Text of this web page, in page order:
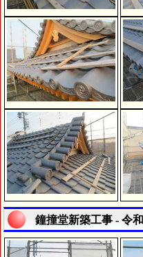
鐘撞堂新築工事 - 令